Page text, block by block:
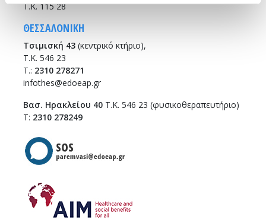
Τ.Κ. 115 28
ΘΕΣΣΑΛΟΝΙΚΗ
Τσιμισκή 43 (κεντρικό κτήριο),
Τ.Κ. 546 23
T.: 2310 278271
infothes@edoeap.gr
Βασ. Ηρακλείου 40 Τ.Κ. 546 23 (φυσικοθεραπευτήριο)
Τ: 2310 278249